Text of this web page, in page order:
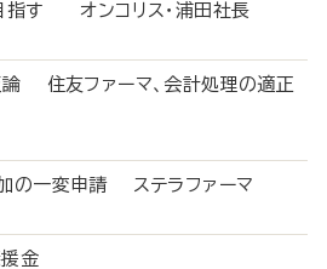
す オンコリス・浦田社長
論 住友ファーマ、会計処理の適正
加の一変申請 ステラファーマ
援金